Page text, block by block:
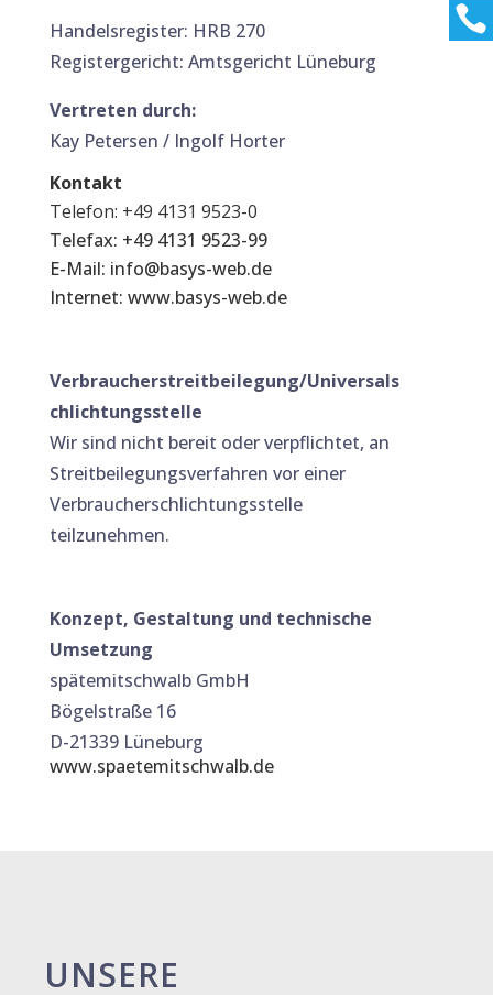
Handelsregister: HRB 270
Registergericht: Amtsgericht Lüneburg
Vertreten durch:
Kay Petersen / Ingolf Horter
Kontakt
Telefon: +49 4131 9523-0
Telefax: +49 4131 9523-99
E-Mail: info@basys-web.de
Internet: www.basys-web.de
Verbraucherstreitbeilegung/Universals
chlichtungsstelle
Wir sind nicht bereit oder verpflichtet, an
Streitbeilegungsverfahren vor einer
Verbraucherschlichtungsstelle
teilzunehmen.
Konzept, Gestaltung und technische
Umsetzung
spätemitschwalb GmbH
Bögelstraße 16
D-21339 Lüneburg
www.spaetemitschwalb.de
UNSERE

